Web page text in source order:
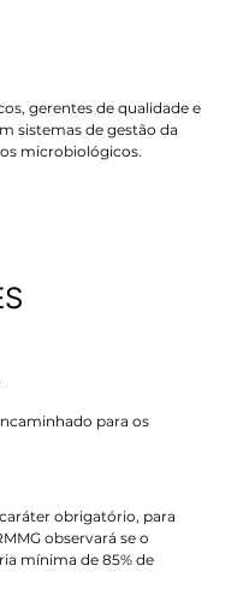
gerentes de qualidade e
sistemas de gestão da
microbiológicos.
para os
obrigatório, para
observará se o
mínima de 85% de